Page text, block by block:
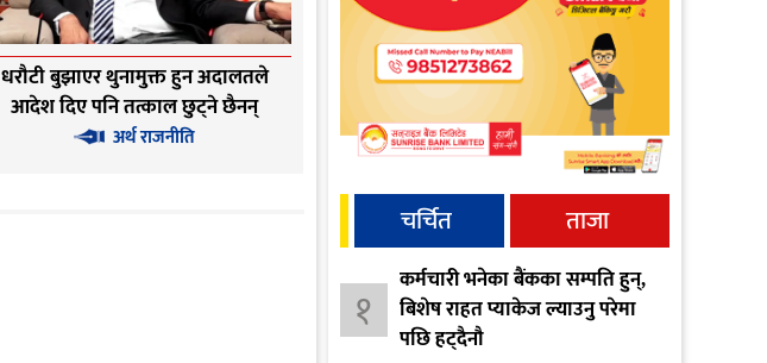
धरौटी बुझाएर थुनामुक्त हुन अदालतले
आदेश दिए पनि तत्काल छुट्ने छैनन्
अधिकारी
अर्थ राजनीति
चर्चित ताजा
१
कर्मचारी भनेका बैंकका सम्पति हुन्,
बिशेष राहत प्याकेज ल्याउनु परेमा
पछि हट्दैनौ